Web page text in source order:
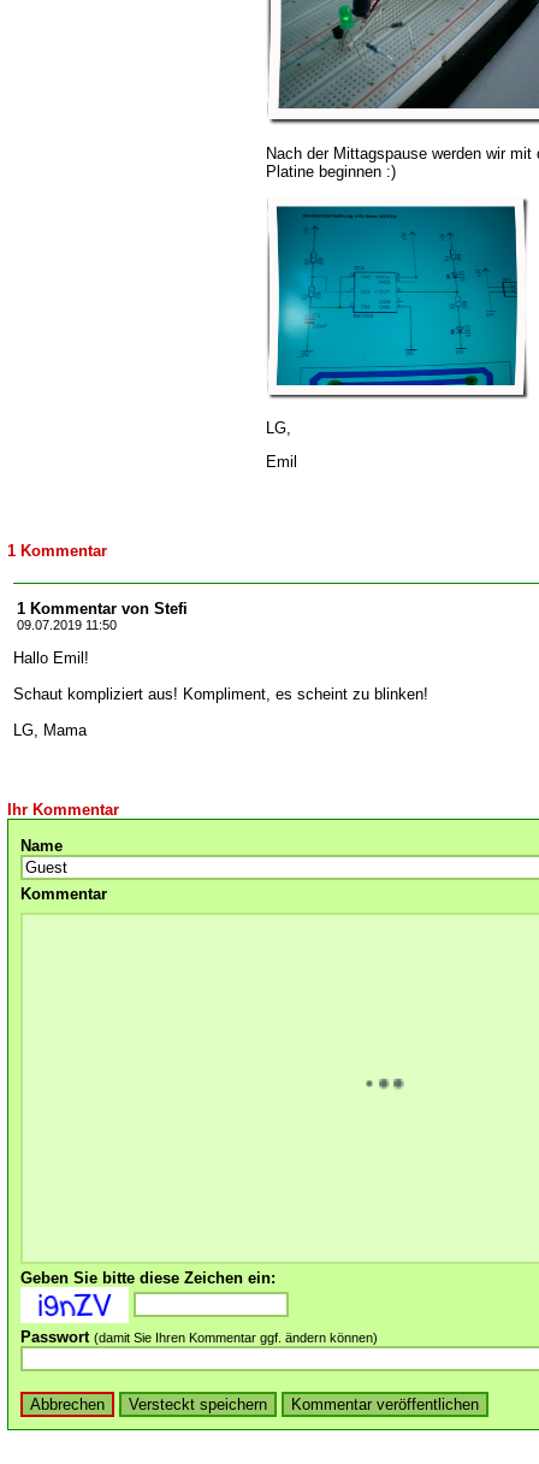
Nach der Mittagspause werden wir
Platine beginnen :)
LG,
Emil
1 Kommentar
1 Kommentar von Stefi
09.07.2019 11:50
Hallo Emil!
Schaut kompliziert aus! Kompliment, es scheint zu blinken!
LG, Mama
Ihr Kommentar
Name
Kommentar
Geben Sie bitte diese Zeichen ein:
Passwort (damit Sie Ihren Kommentar ggf. ändern können)